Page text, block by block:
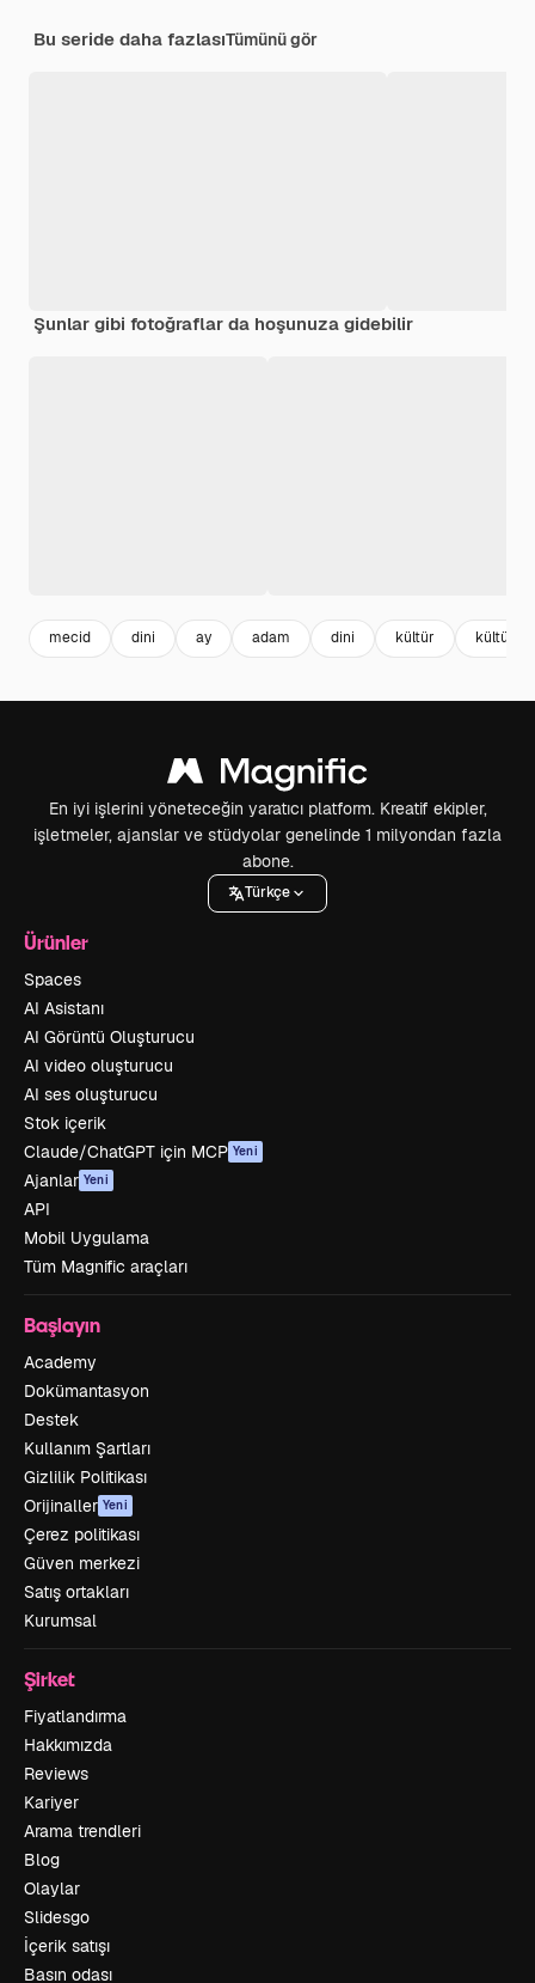
Bu seride daha fazlasıTümünü gör
Şunlar gibi fotoğraflar da hoşunuza gidebilir
mecid dini ay adam dini kültür kültürel
En iyi işlerini yöneteceğin yaratıcı platform. Kreatif ekipler,
işletmeler, ajanslar ve stüdyolar genelinde 1 milyondan fazla
abone.
Türkçe
Ürünler
Spaces
AI Asistanı
AI Görüntü Oluşturucu
AI video oluşturucu
AI ses oluşturucu
Stok içerik
Claude/ChatGPT için MCP Yeni
Ajanlar Yeni
API
Mobil Uygulama
Tüm Magnific araçları
Başlayın
Academy
Dokümantasyon
Destek
Kullanım Şartları
Gizlilik Politikası
Orijinaller Yeni
Çerez politikası
Güven merkezi
Satış ortakları
Kurumsal
Şirket
Fiyatlandırma
Hakkımızda
Reviews
Kariyer
Arama trendleri
Blog
Olaylar
Slidesgo
İçerik satışı
Basın odası